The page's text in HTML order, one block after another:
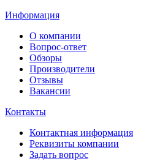
Информация
О компании
Вопрос-ответ
Обзоры
Производители
Отзывы
Вакансии
Контакты
Контактная информация
Реквизиты компании
Задать вопрос